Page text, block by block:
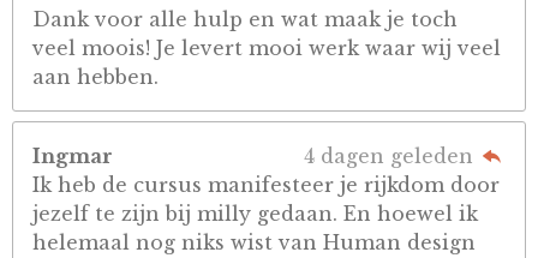
Dank voor alle hulp en wat maak je toch
veel moois! Je levert mooi werk waar wij veel
aan hebben.
Ingmar
4 dagen geleden
Ik heb de cursus manifesteer je rijkdom door
jezelf te zijn bij milly gedaan. En hoewel ik
helemaal nog niks wist van Human design